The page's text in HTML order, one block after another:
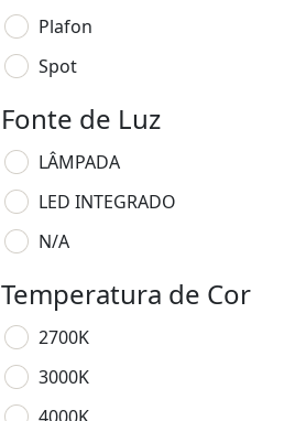
Plafon
Spot
Fonte de Luz
LÂMPADA
LED INTEGRADO
N/A
Temperatura de Cor
2700K
3000K